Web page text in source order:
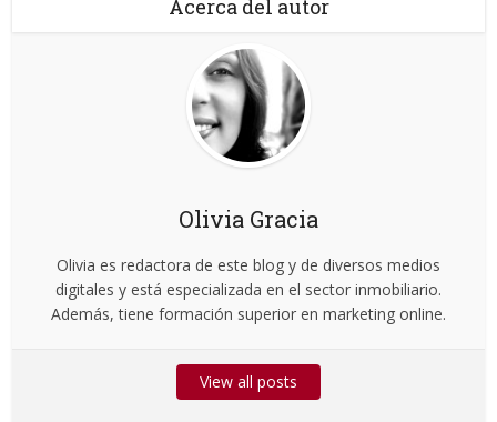
Acerca del autor
Olivia Gracia
Olivia es redactora de este blog y de diversos medios
digitales y está especializada en el sector inmobiliario.
Además, tiene formación superior en marketing online.
View all posts